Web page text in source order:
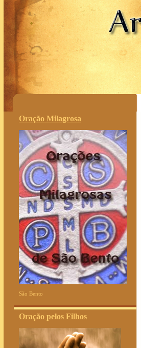
.
Oração Milagrosa
São Bento
Oração pelos Filhos